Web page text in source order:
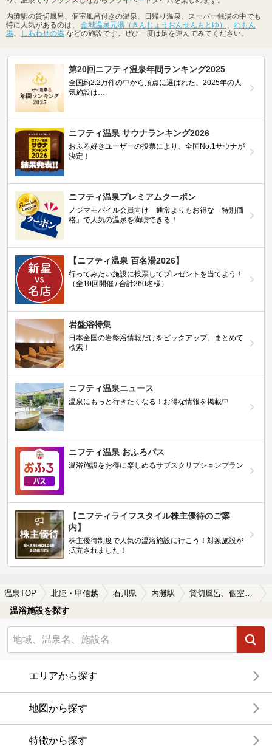
内灘駅の貸切風呂、個室風呂付きの温泉、日帰り温泉、スーパー銭湯の中でも
特に人気があるのは、 金城温泉元湯（きんじょうおんせんもとゆ） 、 れもん
湯、 しあわせの湯 などの施設です。ぜひ一度は足を運んでみてください。
第20回ニフティ温泉年間ランキング2025
全国約2.2万件の中から頂点に選ばれた、2025年の人
気施設は…
ニフティ温泉 サウナランキング2026
おふろ好きユーザーの投票により、全国No.1サウナが
決定！
ニフティ温泉プレミアムクーポン
ノジマモバイル会員向け 通常よりもお得な「特別価
格」で人気の温泉を満喫できる！
【ニフティ温泉 百名湯2026】
行ってみたい施設に投票してプレゼントを当てよう！
（全10回開催 / 合計260名様）
岩盤浴特集
日本全国の岩盤浴情報だけをピックアップ。まとめて
検索！
ニフティ温泉ニュース
温泉にもっと行きたくなる！お得な情報を掲載中
ニフティ温泉 おふろパス
温浴施設をお得に楽しめるサブスクリプションプラン
【ニフティライフスタイル株主優待のご案
内】
株主優待制度で人気の温浴施設に行こう！対象施設が
拡充されました！
温泉TOP 北陸・甲信越 石川県 内灘駅
温浴施設を探す
エリアから探す
地図から探す
特徴から探す